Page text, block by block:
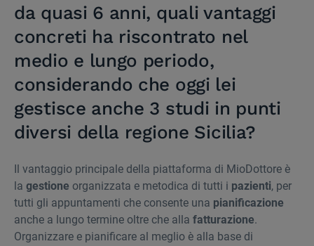
da quasi 6 anni, quali vantaggi
concreti ha riscontrato nel
medio e lungo periodo,
considerando che oggi lei
gestisce anche 3 studi in punti
diversi della regione Sicilia?
Il vantaggio principale della piattaforma di MioDottore è
la gestione organizzata e metodica di tutti i pazienti, per
tutti gli appuntamenti che consente una pianificazione
anche a lungo termine oltre che alla fatturazione.
Organizzare e pianificare al meglio è alla base di